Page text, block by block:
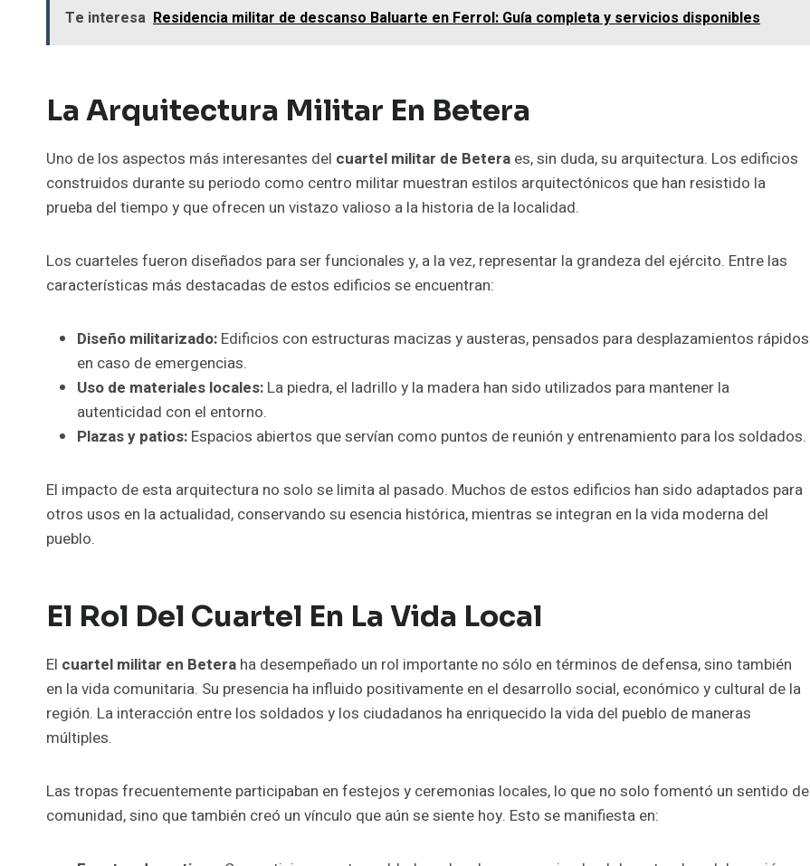
Te interesa Residencia militar de descanso Baluarte en Ferrol: Guía completa y servicios disponibles
La Arquitectura Militar En Betera
Uno de los aspectos más interesantes del cuartel militar de Betera es, sin duda, su arquitectura. Los edificios
construidos durante su periodo como centro militar muestran estilos arquitectónicos que han resistido la
prueba del tiempo y que ofrecen un vistazo valioso a la historia de la localidad.
Los cuarteles fueron diseñados para ser funcionales y, a la vez, representar la grandeza del ejército. Entre las
características más destacadas de estos edificios se encuentran:
Diseño militarizado: Edificios con estructuras macizas y austeras, pensados para desplazamientos rápidos
en caso de emergencias.
Uso de materiales locales: La piedra, el ladrillo y la madera han sido utilizados para mantener la
autenticidad con el entorno.
Plazas y patios: Espacios abiertos que servían como puntos de reunión y entrenamiento para los soldados.
El impacto de esta arquitectura no solo se limita al pasado. Muchos de estos edificios han sido adaptados para
otros usos en la actualidad, conservando su esencia histórica, mientras se integran en la vida moderna del
pueblo.
El Rol Del Cuartel En La Vida Local
El cuartel militar en Betera ha desempeñado un rol importante no sólo en términos de defensa, sino también
en la vida comunitaria. Su presencia ha influido positivamente en el desarrollo social, económico y cultural de la
región. La interacción entre los soldados y los ciudadanos ha enriquecido la vida del pueblo de maneras
múltiples.
Las tropas frecuentemente participaban en festejos y ceremonias locales, lo que no solo fomentó un sentido de
comunidad, sino que también creó un vínculo que aún se siente hoy. Esto se manifiesta en: